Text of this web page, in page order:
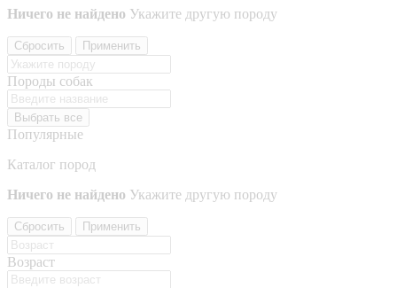
Ничего не найдено Укажите другую породу
Сбросить Применить
Породы собак
Выбрать все
Популярные
Каталог пород
Ничего не найдено Укажите другую породу
Сбросить Применить
Возраст